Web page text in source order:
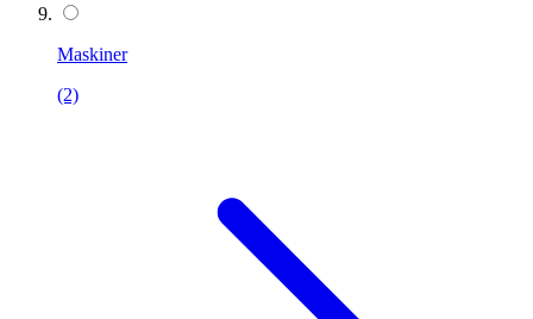
Maskiner
(2)